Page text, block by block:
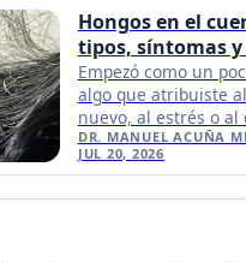
Hongos en el
tipos, síntomas
Empezó como un
algo que atribuiste
nuevo, al estrés o al
DR. MANUEL ACUÑA
JUL 20, 2026